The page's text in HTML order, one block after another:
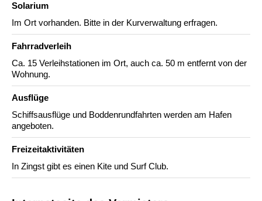
Solarium
Im Ort vorhanden. Bitte in der Kurverwaltung erfragen.
Fahrradverleih
Ca. 15 Verleihstationen im Ort, auch ca. 50 m entfernt von der
Wohnung.
Ausflüge
Schiffsausflüge und Boddenrundfahrten werden am Hafen
angeboten.
Freizeitaktivitäten
In Zingst gibt es einen Kite und Surf Club.